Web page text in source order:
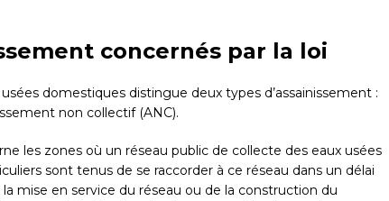
concernés par la loi
domestiques distingue deux types d’assainissement :
non collectif (ANC).
les zones où un réseau public de collecte des eaux usées
sont tenus de se raccorder à ce réseau dans un délai
mise en service du réseau ou de la construction du